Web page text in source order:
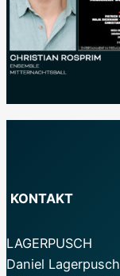
KONTAKT
LAGERPUSCH
Daniel Lagerpusch